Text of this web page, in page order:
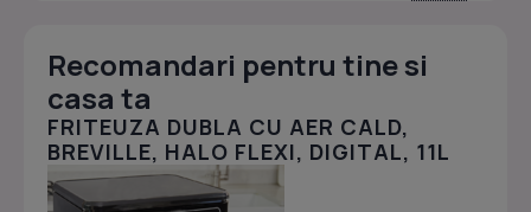
Recomandari pentru tine si
casa ta
FRITEUZA DUBLA CU AER CALD,
BREVILLE, HALO FLEXI, DIGITAL, 11L